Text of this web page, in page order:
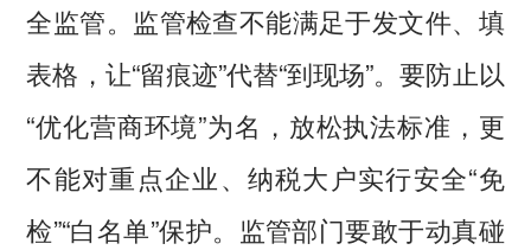
全监管。监管检查不能满足于发文件、填
表格，让“留痕迹”代替“到现场”。要防止以
“优化营商环境”为名，放松执法标准，更
不能对重点企业、纳税大户实行安全“免
检”“白名单”保护。监管部门要敢于动真碰